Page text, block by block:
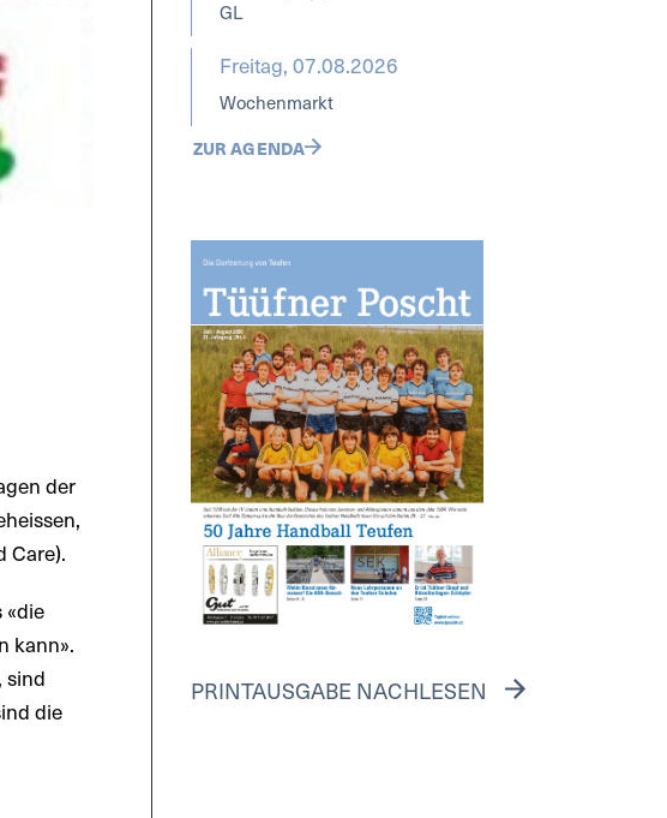
der
Care).
kann».
sind
die
GL
Freitag, 07.08.2026
Wochenmarkt
ZUR AGENDA
PRINTAUSGABE NACHLESEN